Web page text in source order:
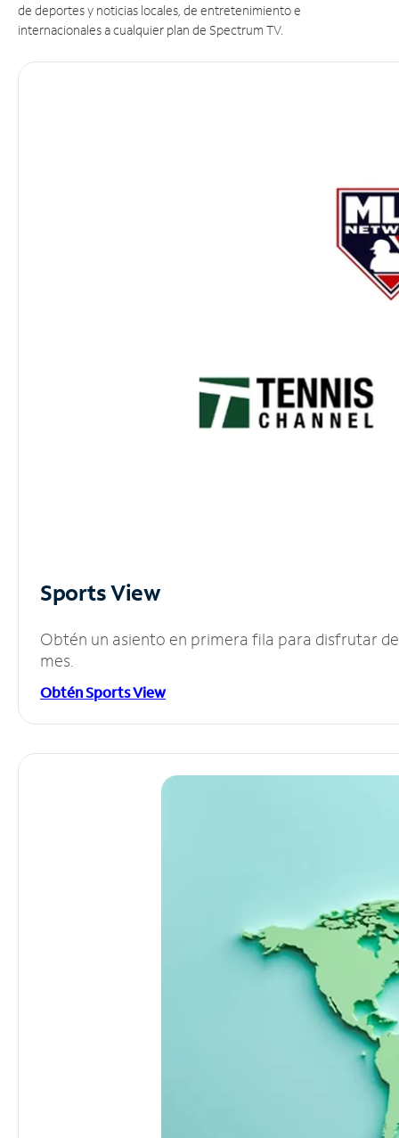
de deportes y noticias locales, de entretenimiento e
internacionales a cualquier plan de Spectrum TV.
Sports View
Obtén un asiento en primera fila para disfrutar
mes.
Obtén Sports View